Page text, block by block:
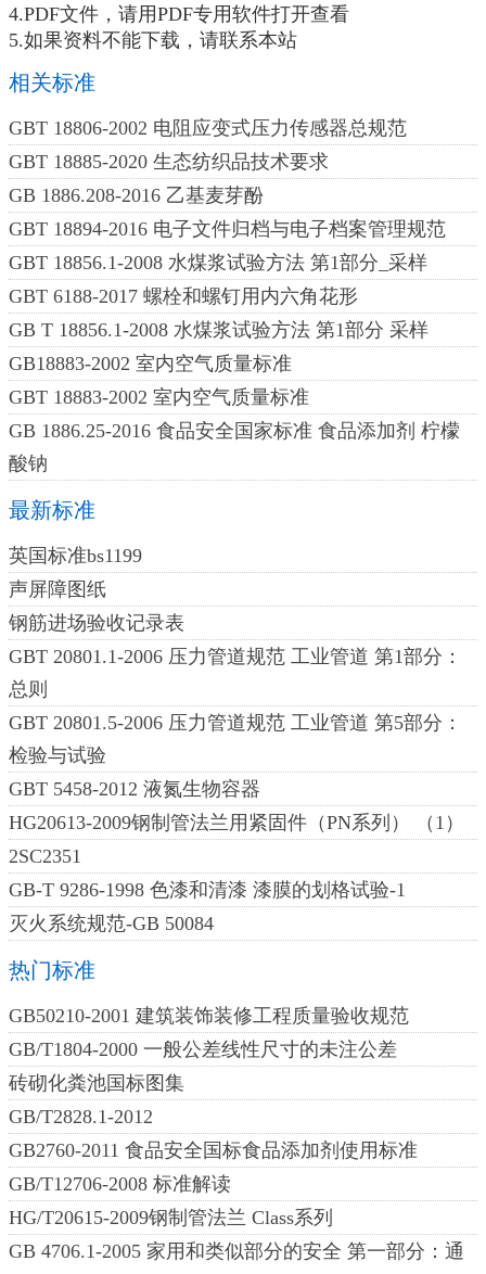
4.PDF文件，请用PDF专用软件打开查看
5.如果资料不能下载，请联系本站
相关标准
GBT 18806-2002 电阻应变式压力传感器总规范
GBT 18885-2020 生态纺织品技术要求
GB 1886.208-2016 乙基麦芽酚
GBT 18894-2016 电子文件归档与电子档案管理规范
GBT 18856.1-2008 水煤浆试验方法 第1部分_采样
GBT 6188-2017 螺栓和螺钉用内六角花形
GB T 18856.1-2008 水煤浆试验方法 第1部分 采样
GB18883-2002 室内空气质量标准
GBT 18883-2002 室内空气质量标准
GB 1886.25-2016 食品安全国家标准 食品添加剂 柠檬
酸钠
最新标准
英国标准bs1199
声屏障图纸
钢筋进场验收记录表
GBT 20801.1-2006 压力管道规范 工业管道 第1部分：
总则
GBT 20801.5-2006 压力管道规范 工业管道 第5部分：
检验与试验
GBT 5458-2012 液氮生物容器
HG20613-2009钢制管法兰用紧固件（PN系列） （1）
2SC2351
GB-T 9286-1998 色漆和清漆 漆膜的划格试验-1
灭火系统规范-GB 50084
热门标准
GB50210-2001 建筑装饰装修工程质量验收规范
GB/T1804-2000 一般公差线性尺寸的未注公差
砖砌化粪池国标图集
GB/T2828.1-2012
GB2760-2011 食品安全国标食品添加剂使用标准
GB/T12706-2008 标准解读
HG/T20615-2009钢制管法兰 Class系列
GB 4706.1-2005 家用和类似部分的安全 第一部分：通